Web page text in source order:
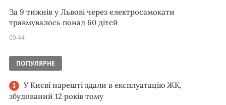
За 9 тижнів у Львові через електросамокати
травмувалось понад 60 дітей
09:44
ПОПУЛЯРНЕ
У Києві нарешті здали в експлуатацію ЖК,
збудований 12 років тому